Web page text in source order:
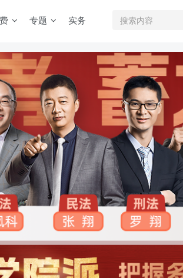
专题 实务
厚大的考点清单，高清版，特别适合学习！